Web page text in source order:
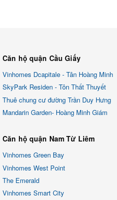
Căn hộ quận Cầu Giấy
Vinhomes Dcapitale - Tân Hoàng Minh
SkyPark Residen - Tôn Thất Thuyết
Thuê chung cư đường Trần Duy Hưng
Mandarin Garden- Hoàng Minh Giám
Căn hộ quận Nam Từ Liêm
Vinhomes Green Bay
Vinhomes West Point
The Emerald
Vinhomes Smart City